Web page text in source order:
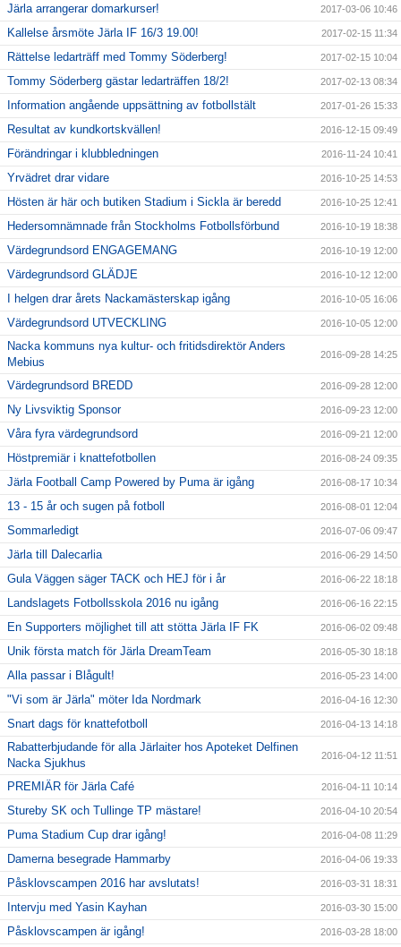
Järla arrangerar domarkurser! 2017-03-06 10:46
Kallelse årsmöte Järla IF 16/3 19.00! 2017-02-15 11:34
Rättelse ledarträff med Tommy Söderberg! 2017-02-15 10:04
Tommy Söderberg gästar ledarträffen 18/2! 2017-02-13 08:34
Information angående uppsättning av fotbollstält 2017-01-26 15:33
Resultat av kundkortskvällen! 2016-12-15 09:49
Förändringar i klubbledningen 2016-11-24 10:41
Yrvädret drar vidare 2016-10-25 14:53
Hösten är här och butiken Stadium i Sickla är beredd 2016-10-25 12:41
Hedersomnämnade från Stockholms Fotbollsförbund 2016-10-19 18:38
Värdegrundsord ENGAGEMANG 2016-10-19 12:00
Värdegrundsord GLÄDJE 2016-10-12 12:00
I helgen drar årets Nackamästerskap igång 2016-10-05 16:06
Värdegrundsord UTVECKLING 2016-10-05 12:00
Nacka kommuns nya kultur- och fritidsdirektör Anders
Mebius
2016-09-28 14:25
Värdegrundsord BREDD 2016-09-28 12:00
Ny Livsviktig Sponsor 2016-09-23 12:00
Våra fyra värdegrundsord 2016-09-21 12:00
Höstpremiär i knattefotbollen 2016-08-24 09:35
Järla Football Camp Powered by Puma är igång 2016-08-17 10:34
13 - 15 år och sugen på fotboll 2016-08-01 12:04
Sommarledigt 2016-07-06 09:47
Järla till Dalecarlia 2016-06-29 14:50
Gula Väggen säger TACK och HEJ för i år 2016-06-22 18:18
Landslagets Fotbollsskola 2016 nu igång 2016-06-16 22:15
En Supporters möjlighet till att stötta Järla IF FK 2016-06-02 09:48
Unik första match för Järla DreamTeam 2016-05-30 18:18
Alla passar i Blågult! 2016-05-23 14:00
"Vi som är Järla" möter Ida Nordmark 2016-04-16 12:30
Snart dags för knattefotboll 2016-04-13 14:18
Rabatterbjudande för alla Järlaiter hos Apoteket Delfinen
Nacka Sjukhus
2016-04-12 11:51
PREMIÄR för Järla Café 2016-04-11 10:14
Stureby SK och Tullinge TP mästare! 2016-04-10 20:54
Puma Stadium Cup drar igång! 2016-04-08 11:29
Damerna besegrade Hammarby 2016-04-06 19:33
Påsklovscampen 2016 har avslutats! 2016-03-31 18:31
Intervju med Yasin Kayhan 2016-03-30 15:00
Påsklovscampen är igång! 2016-03-28 18:00